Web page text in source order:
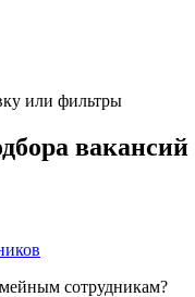
или фильтры
вакансий
сотрудникам?